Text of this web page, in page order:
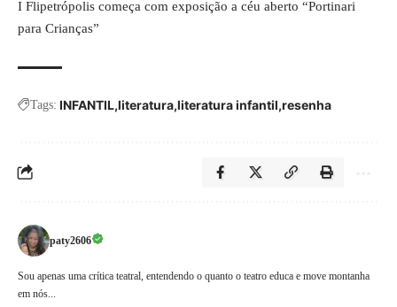
I Flipetrópolis começa com exposição a céu aberto “Portinari
para Crianças”
Tags: INFANTIL literatura literatura infantil resenha
paty2606
Sou apenas uma crítica teatral, entendendo o quanto o teatro educa e move montanha
em nós...